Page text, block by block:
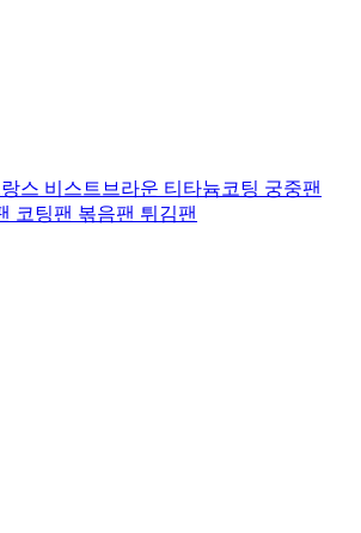
스 비스트브라운 티타늄코팅 궁중팬
코팅팬 볶음팬 튀김팬